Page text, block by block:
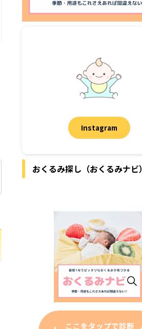
Instagram
おくるみ探し（おくるみナビ）
ここをタップで診断